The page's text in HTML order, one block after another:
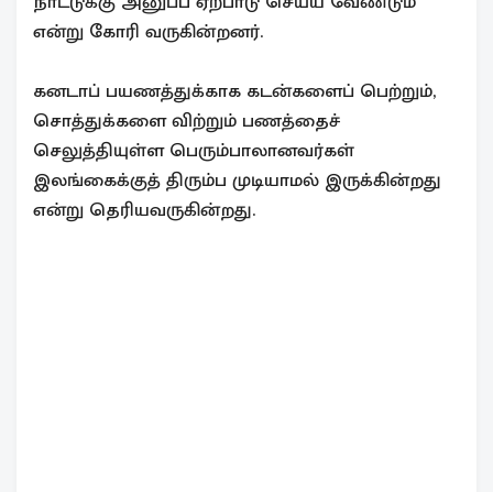
என்று கோரி வருகின்றனர்.
கனடாப் பயணத்துக்காக கடன்களைப் பெற்றும்,
சொத்துக்களை விற்றும் பணத்தைச்
செலுத்தியுள்ள பெரும்பாலானவர்கள்
இலங்கைக்குத் திரும்ப முடியாமல் இருக்கின்றது
என்று தெரியவருகின்றது.